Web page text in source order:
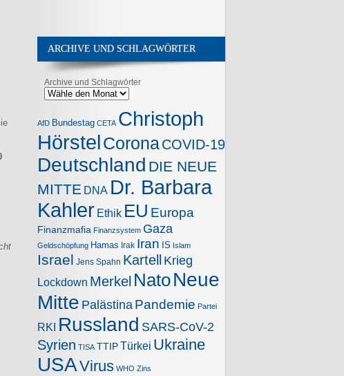
ARCHIVE UND SCHLAGWÖRTER
Archive und Schlagwörter
AfD Bundestag CETA Christoph
HörstelCoronaCOVID-19
Deutschland DIE NEUE
MITTE DNA Dr. Barbara
Kahler Ethik EU Europa
Finanzmafia Finanzsystem Gaza
Geldschöpfung Hamas Irak Iran IS Islam
Israel Jens Spahn Kartell Krieg
Lockdown Merkel NatoNeue
Mitte Palästina Pandemie Partei
RKI Russland SARS-CoV-2
Syrien TISA TTIPTürkei Ukraine
USAVirus WHO Zins